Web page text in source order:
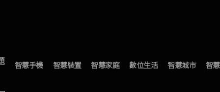
智慧手機 智慧裝置 智慧家庭 數位生活 智慧城市 智